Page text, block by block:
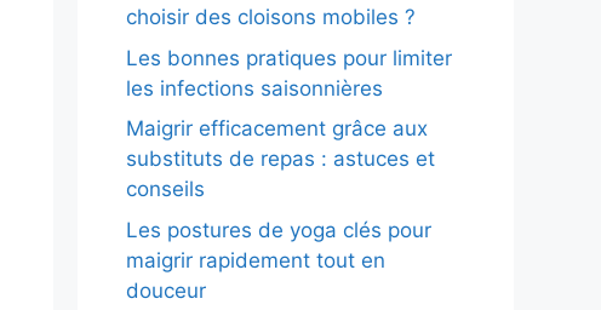
choisir des cloisons mobiles ?
Les bonnes pratiques pour limiter
les infections saisonnières
Maigrir efficacement grâce aux
substituts de repas : astuces et
conseils
Les postures de yoga clés pour
maigrir rapidement tout en
douceur